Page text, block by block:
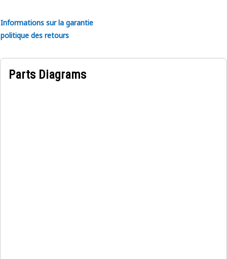
Informations sur la garantie
politique des retours
Parts Diagrams